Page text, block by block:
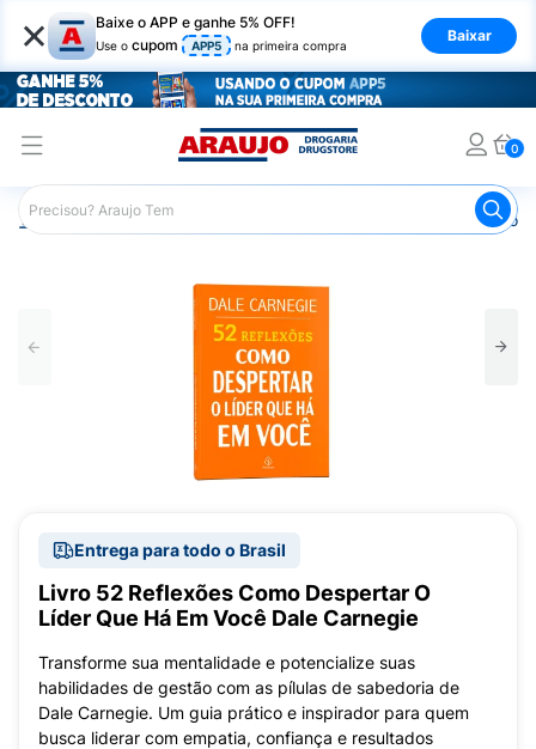
× Baixe o APP e ganhe 5% OFF!
Use o cupom APP5 na primeira compra
Baixar
0
Araujo Mercado Livro 52
Entrega para todo o Brasil
Livro 52 Reflexões Como Despertar O
Líder Que Há Em Você Dale Carnegie
Transforme sua mentalidade e potencialize suas
habilidades de gestão com as pílulas de sabedoria de
Dale Carnegie. Um guia prático e inspirador para quem
busca liderar com empatia, confiança e resultados